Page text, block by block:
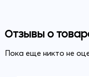
Отзывы о
Пока еще никто не